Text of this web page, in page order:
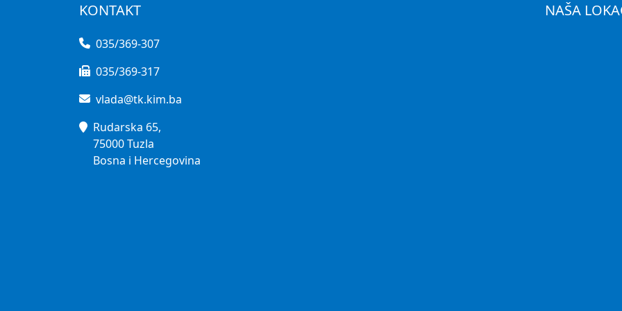
KONTAKT
035/369-307
035/369-317
vlada@tk.kim.ba
Rudarska 65,
75000 Tuzla
Bosna i Hercegovina
NAŠA